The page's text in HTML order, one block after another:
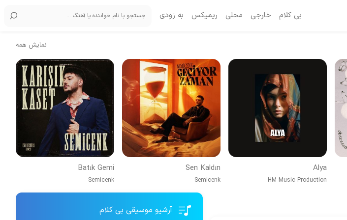
بی کلام خارجی محلی ریمیکس به زودی
نمایش همه
Alya
HM Music Production
Sen Kaldın
Semicenk
Batık Gemi
Semicenk
آرشیو موسیقی بی کلام